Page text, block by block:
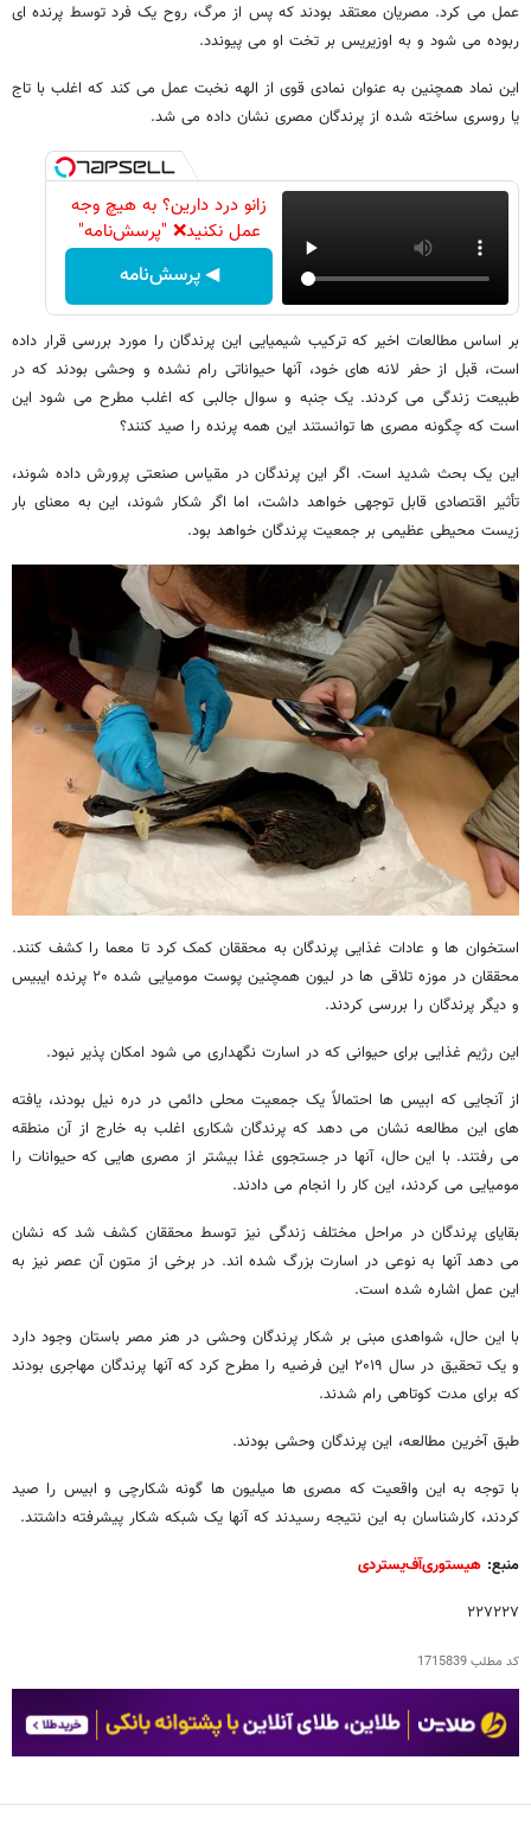
عمل می کرد. مصریان معتقد بودند که پس از مرگ، روح یک فرد توسط پرنده ای
ربوده می شود و به اوزیریس بر تخت او می پیوندد.
این نماد همچنین به عنوان نمادی قوی از الهه نخبت عمل می کند که اغلب با تاج
یا روسری ساخته شده از پرندگان مصری نشان داده می شد.
زانو درد دارین؟ به هیچ وجه
عمل نکنید❌ "پرسش‌نامه"
◀ پرسش‌نامه
بر اساس مطالعات اخیر که ترکیب شیمیایی این پرندگان را مورد بررسی قرار داده
است، قبل از حفر لانه های خود، آنها حیواناتی رام نشده و وحشی بودند که در
طبیعت زندگی می کردند. یک جنبه و سوال جالبی که اغلب مطرح می شود این
است که چگونه مصری ها توانستند این همه پرنده را صید کنند؟
این یک بحث شدید است. اگر این پرندگان در مقیاس صنعتی پرورش داده شوند،
تأثیر اقتصادی قابل توجهی خواهد داشت، اما اگر شکار شوند، این به معنای بار
زیست محیطی عظیمی بر جمعیت پرندگان خواهد بود.
استخوان ها و عادات غذایی پرندگان به محققان کمک کرد تا معما را کشف کنند.
محققان در موزه تلاقی ها در لیون همچنین پوست مومیایی شده ۲۰ پرنده ایبیس
و دیگر پرندگان را بررسی کردند.
این رژیم غذایی برای حیوانی که در اسارت نگهداری می شود امکان پذیر نبود.
از آنجایی که ابیس ها احتمالاً یک جمعیت محلی دائمی در دره نیل بودند، یافته
های این مطالعه نشان می دهد که پرندگان شکاری اغلب به خارج از آن منطقه
می رفتند. با این حال، آنها در جستجوی غذا بیشتر از مصری هایی که حیوانات را
مومیایی می کردند، این کار را انجام می دادند.
بقایای پرندگان در مراحل مختلف زندگی نیز توسط محققان کشف شد که نشان
می دهد آنها به نوعی در اسارت بزرگ شده اند. در برخی از متون آن عصر نیز به
این عمل اشاره شده است.
با این حال، شواهدی مبنی بر شکار پرندگان وحشی در هنر مصر باستان وجود دارد
و یک تحقیق در سال ۲۰۱۹ این فرضیه را مطرح کرد که آنها پرندگان مهاجری بودند
که برای مدت کوتاهی رام شدند.
طبق آخرین مطالعه، این پرندگان وحشی بودند.
با توجه به این واقعیت که مصری ها میلیون ها گونه شکارچی و ابیس را صید
کردند، کارشناسان به این نتیجه رسیدند که آنها یک شبکه شکار پیشرفته داشتند.
منبع: هیستوری‌آف‌یستردی
۲۲۷۲۲۷
کد مطلب1715839